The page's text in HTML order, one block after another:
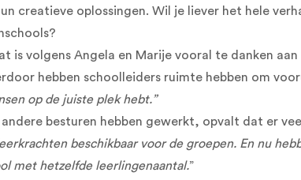
creatieve oplossingen. Wil je liever het hele
is volgens Angela en Marije vooral te danken
hebben schoolleiders ruimte hebben om
op de juiste plek hebt.”
besturen hebben gewerkt, opvalt dat er
beschikbaar voor de groepen. En nu
met hetzelfde leerlingenaantal.”